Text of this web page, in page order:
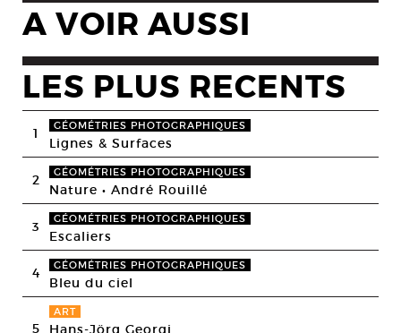
A VOIR AUSSI
LES PLUS RECENTS
1 GÉOMÉTRIES PHOTOGRAPHIQUES
Lignes & Surfaces
2 GÉOMÉTRIES PHOTOGRAPHIQUES
Nature • André Rouillé
3 GÉOMÉTRIES PHOTOGRAPHIQUES
Escaliers
4 GÉOMÉTRIES PHOTOGRAPHIQUES
Bleu du ciel
5
ART
Hans-Jörg Georgi